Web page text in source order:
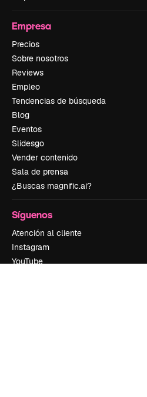
Empresa
Precios
Sobre nosotros
Reviews
Empleo
Tendencias de búsqueda
Blog
Eventos
Slidesgo
Vender contenido
Sala de prensa
¿Buscas magnific.ai?
Síguenos
Atención al cliente
Instagram
YouTube